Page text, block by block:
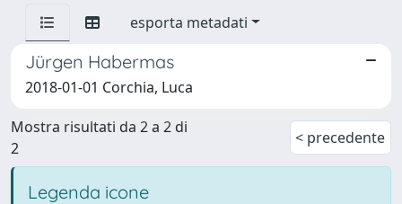
esporta metadati
Jürgen Habermas
2018-01-01 Corchia, Luca
Mostra risultati da 2 a 2 di
2
< precedente
Legenda icone